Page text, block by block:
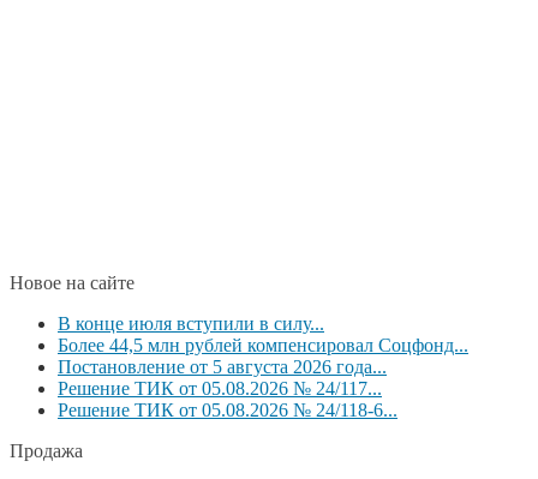
Новое на сайте
В конце июля вступили в силу...
Более 44,5 млн рублей компенсировал Соцфонд...
Постановление от 5 августа 2026 года...
Решение ТИК от 05.08.2026 № 24/117...
Решение ТИК от 05.08.2026 № 24/118-6...
Продажа